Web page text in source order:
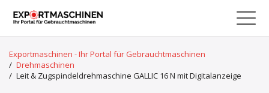
Exportmaschinen - Ihr Portal für Gebrauchtmaschinen
/ Drehmaschinen
/ Leit & Zugspindeldrehmaschine GALLIC 16 N mit Digitalanzeige